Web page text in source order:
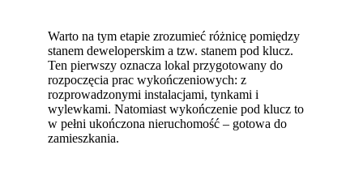
Warto na tym etapie zrozumieć różnicę pomiędzy
stanem deweloperskim a tzw. stanem pod klucz.
Ten pierwszy oznacza lokal przygotowany do
rozpoczęcia prac wykończeniowych: z
rozprowadzonymi instalacjami, tynkami i
wylewkami. Natomiast wykończenie pod klucz to
w pełni ukończona nieruchomość – gotowa do
zamieszkania.